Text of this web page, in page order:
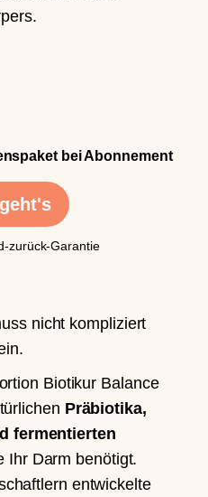
bei Abonnement
zurück-Garantie
nicht kompliziert
Biotikur Balance
Präbiotika,
fermentierten
Ihr Darm benötigt.
entwickelte